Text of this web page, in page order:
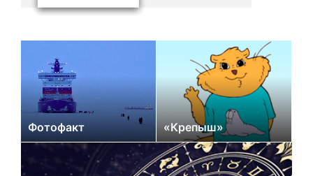
Фотофакт «Крепыш»